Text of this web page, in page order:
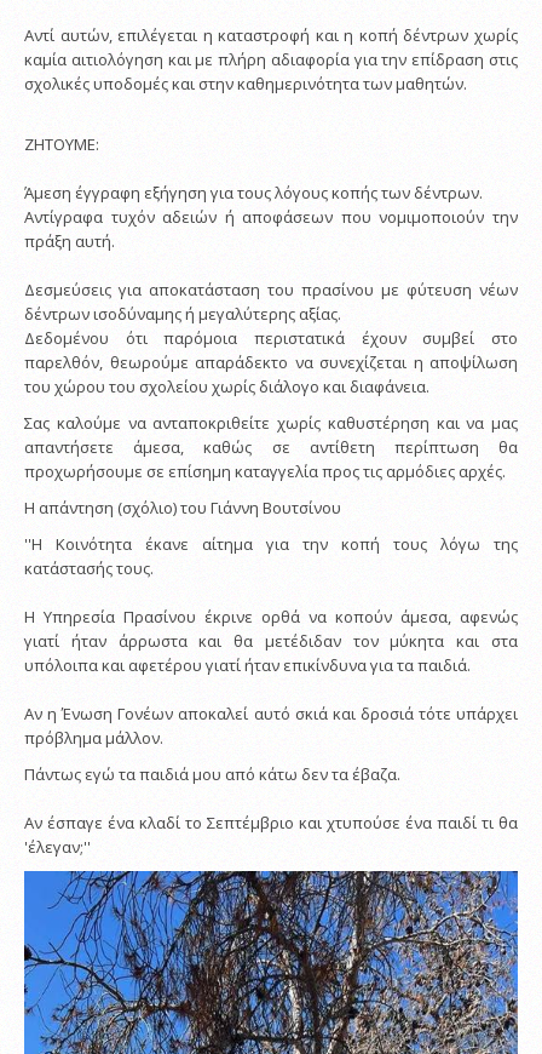
Αντί αυτών, επιλέγεται η καταστροφή και η κοπή δέντρων χωρίς
καμία αιτιολόγηση και με πλήρη αδιαφορία για την επίδραση στις
σχολικές υποδομές και στην καθημερινότητα των μαθητών.
ΖΗΤΟΥΜΕ:
Άμεση έγγραφη εξήγηση για τους λόγους κοπής των δέντρων.
Αντίγραφα τυχόν αδειών ή αποφάσεων που νομιμοποιούν την
πράξη αυτή.
Δεσμεύσεις για αποκατάσταση του πρασίνου με φύτευση νέων
δέντρων ισοδύναμης ή μεγαλύτερης αξίας.
Δεδομένου ότι παρόμοια περιστατικά έχουν συμβεί στο
παρελθόν, θεωρούμε απαράδεκτο να συνεχίζεται η αποψίλωση
του χώρου του σχολείου χωρίς διάλογο και διαφάνεια.
Σας καλούμε να ανταποκριθείτε χωρίς καθυστέρηση και να μας
απαντήσετε άμεσα, καθώς σε αντίθετη περίπτωση θα
προχωρήσουμε σε επίσημη καταγγελία προς τις αρμόδιες αρχές.
Η απάντηση (σχόλιο) του Γιάννη Βουτσίνου
''Η Κοινότητα έκανε αίτημα για την κοπή τους λόγω της
κατάστασής τους.
Η Υπηρεσία Πρασίνου έκρινε ορθά να κοπούν άμεσα, αφενώς
γιατί ήταν άρρωστα και θα μετέδιδαν τον μύκητα και στα
υπόλοιπα και αφετέρου γιατί ήταν επικίνδυνα για τα παιδιά.
Αν η Ένωση Γονέων αποκαλεί αυτό σκιά και δροσιά τότε υπάρχει
πρόβλημα μάλλον.
Πάντως εγώ τα παιδιά μου από κάτω δεν τα έβαζα.
Αν έσπαγε ένα κλαδί το Σεπτέμβριο και χτυπούσε ένα παιδί τι θα
'έλεγαν;''